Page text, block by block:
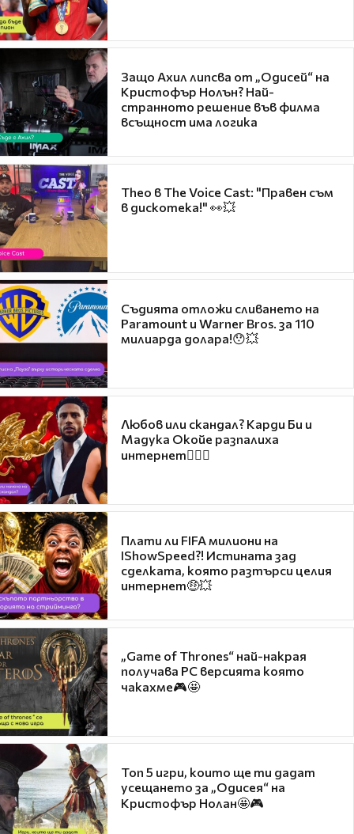
Защо Ахил липсва от „Одисей“ на
Кристофър Нолън? Най-
странното решение във филма
всъщност има логика
Theo в The Voice Cast: "Правен съм
в дискотека!" 👀💥
Съдията отложи сливането на
Paramount и Warner Bros. за 110
милиарда долара!😯💥
Любов или скандал? Карди Би и
Мадука Окойе разпалиха
интернет❤️‍🔥🔥
Плати ли FIFA милиони на
IShowSpeed?! Истината зад
сделката, която разтърси целия
интернет🤑💥
„Game of Thrones“ най-накрая
получава PC версията която
чакахме🎮🤩
Топ 5 игри, които ще ти дадат
усещането за „Одисея“ на
Кристофър Нолан🤩🎮